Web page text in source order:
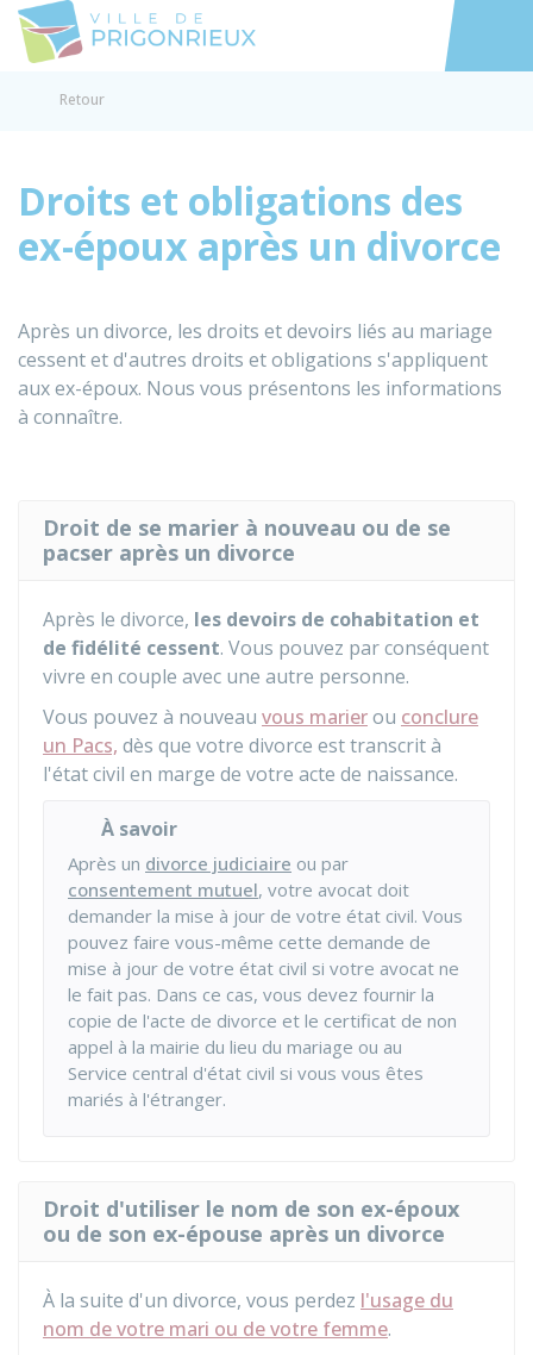
Accéder
Retour
Droits et obligations des
ex-époux après un divorce
Après un divorce, les droits et devoirs liés au mariage
cessent et d'autres droits et obligations s'appliquent
aux ex-époux. Nous vous présentons les informations
à connaître.
Droit de se marier à nouveau ou de se
pacser après un divorce
Après le divorce, les devoirs de cohabitation et
de fidélité cessent. Vous pouvez par conséquent
vivre en couple avec une autre personne.
Vous pouvez à nouveau vous marierou conclure
un Pacs, dès que votre divorce est transcrit à
l'état civil en marge de votre acte de naissance.
À savoir
Après un divorce judiciaire ou par
consentement mutuel, votre avocat doit
demander la mise à jour de votre état civil. Vous
pouvez faire vous-même cette demande de
mise à jour de votre état civil si votre avocat ne
le fait pas. Dans ce cas, vous devez fournir la
copie de l'acte de divorce et le certificat de non
appel à la mairie du lieu du mariage ou au
Service central d'état civil si vous vous êtes
mariés à l'étranger.
Droit d'utiliser le nom de son ex-époux
ou de son ex-épouse après un divorce
À la suite d'un divorce, vous perdez l'usage du
nom de votre mari ou de votre femme.